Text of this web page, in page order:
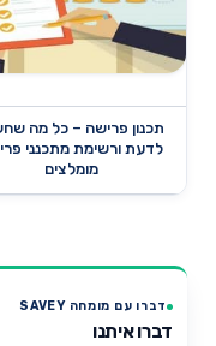
תכנון פרישה – כל מה
לדעת ורשימת מתכנני
מומלצים
דברו עם מומחה SAVEY
דברו איתנו